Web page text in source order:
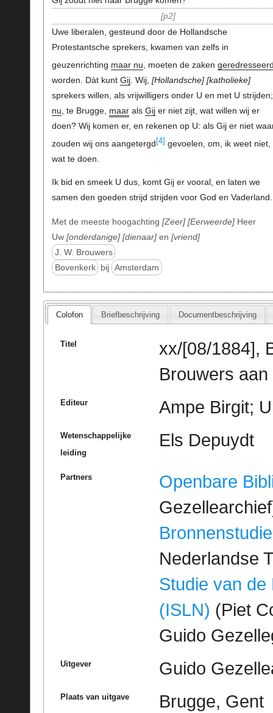
p2
Uwe liberalen, gesteund door de Hollandsche
Protestantsche sprekers, kwamen van zelfs in
geuzenrichting maar nu , moeten de zaken
worden. Dàt kunt Gij. Wij, Hollandsche
katholieke
sprekers willen, als vrijwilligers onder U en met U strijden;
nu , te Brugge, maarals Gijer niet zijt, wat willen wij er
doen? Wij komen er, en rekenen op U: als Gij er niet
zouden wij ons aangetergd [4] gevoelen, om, ik weet niet,
wat te doen.
Ik bid en smeek U dus, komt Gij er vooral, en laten we
samen den goeden strijd strijden voor God en Vaderland.
Met de meeste hoogachting Zeer Eerweerde Heer
Uw onderdanige dienaar en vriend
J. W. Brouwers
Bovenkerk bij Amsterdam
Colofon Briefbeschrijving Documentbeschrijving
Titel
xx/[08/1884],
Brouwers
Editeur Ampe Birgit;
Wetenschappelijke
leiding
Els Depuydt
Partners
Openbare
Bronnenstudie
Nederlandse
Studie van de
(ISLN) (Piet
Guido
Uitgever Guido
Plaats van uitgave Brugge, Gent